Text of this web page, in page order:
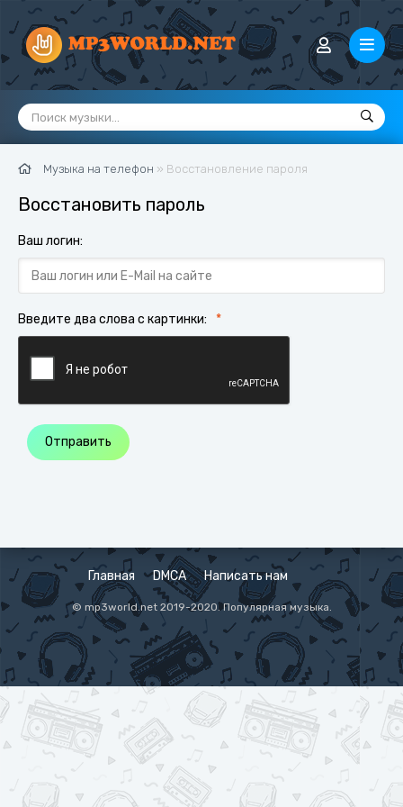
Музыка на телефон » Восстановление пароля
Восстановить пароль
Ваш логин:
Введите два слова с картинки:
Отправить
Главная DMCA Написать нам
© mp3world.net 2019-2020. Популярная музыка.